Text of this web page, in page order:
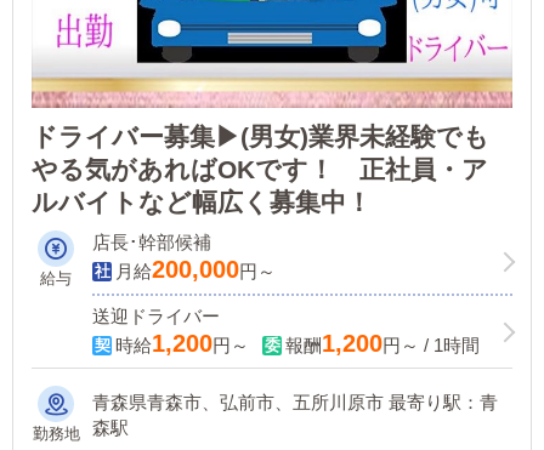
ドライバー募集▶(男女)業界未経験でも
やる気があればOKです！ 正社員・ア
ルバイトなど幅広く募集中！
給与
店長･幹部候補
月給200,000円～
送迎ドライバー
時給1,200円～ 報酬1,200円～ / 1時間
勤務地
青森県青森市、弘前市、五所川原市 最寄り駅：青
森駅